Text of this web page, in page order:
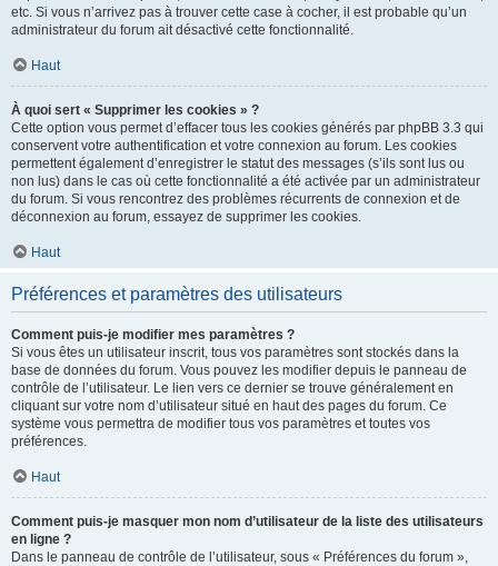
etc. Si vous n’arrivez pas à trouver cette case à cocher, il est probable qu’un
administrateur du forum ait désactivé cette fonctionnalité.
Haut
À quoi sert « Supprimer les cookies » ?
Cette option vous permet d’effacer tous les cookies générés par phpBB 3.3 qui
conservent votre authentification et votre connexion au forum. Les cookies
permettent également d’enregistrer le statut des messages (s’ils sont lus ou
non lus) dans le cas où cette fonctionnalité a été activée par un administrateur
du forum. Si vous rencontrez des problèmes récurrents de connexion et de
déconnexion au forum, essayez de supprimer les cookies.
Haut
Préférences et paramètres des utilisateurs
Comment puis-je modifier mes paramètres ?
Si vous êtes un utilisateur inscrit, tous vos paramètres sont stockés dans la
base de données du forum. Vous pouvez les modifier depuis le panneau de
contrôle de l’utilisateur. Le lien vers ce dernier se trouve généralement en
cliquant sur votre nom d’utilisateur situé en haut des pages du forum. Ce
système vous permettra de modifier tous vos paramètres et toutes vos
préférences.
Haut
Comment puis-je masquer mon nom d’utilisateur de la liste des utilisateurs
en ligne ?
Dans le panneau de contrôle de l’utilisateur, sous « Préférences du forum »,